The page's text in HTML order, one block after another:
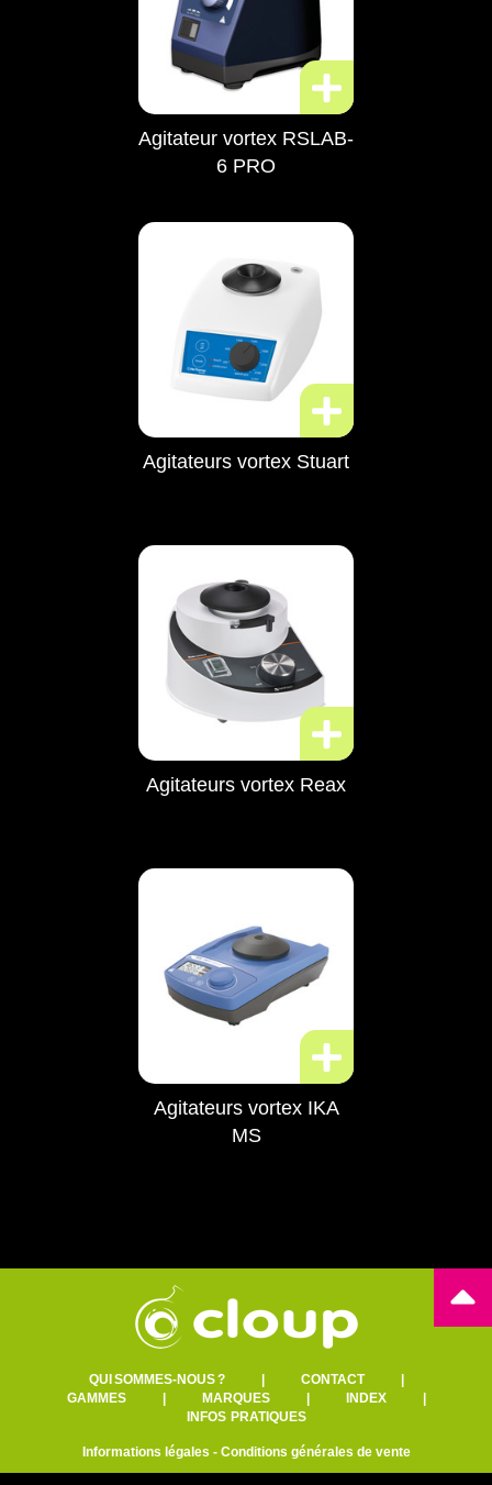
Agitateur vortex RSLAB-
6 PRO
Agitateurs vortex Stuart
Agitateurs vortex Reax
Agitateurs vortex IKA
MS
QUI SOMMES-NOUS ?| CONTACT|
GAMMES| MARQUES| INDEX|
INFOS PRATIQUES
Informations légales - Conditions générales de vente